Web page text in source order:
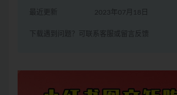
最近更新 2023年07月18日
下载遇到问题？可联系客服或留言反馈